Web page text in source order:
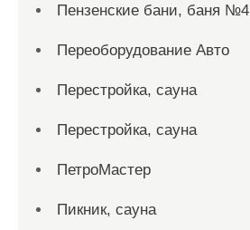
Пензенские бани, баня №4
Переоборудование Авто
Перестройка, сауна
Перестройка, сауна
ПетроМастер
Пикник, сауна